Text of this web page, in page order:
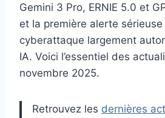
Gemini 3 Pro, ERNIE 5.0 et
et la première alerte sérieuse
cyberattaque largement
IA. Voici l’essentiel des
novembre 2025.
Retrouvez les dernières